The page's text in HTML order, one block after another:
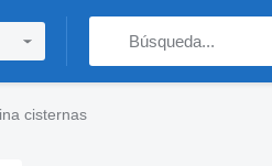
cisternas